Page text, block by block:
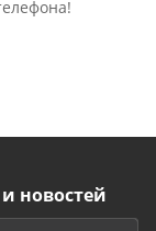
новостей